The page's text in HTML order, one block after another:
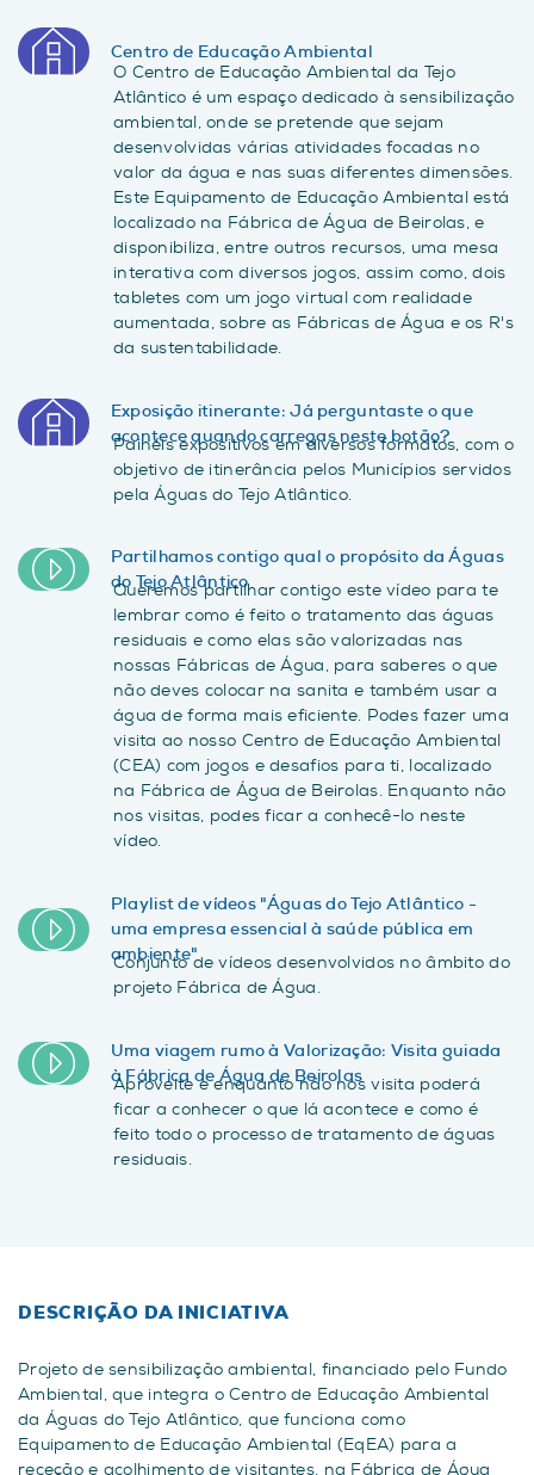
Centro de Educação Ambiental
O Centro de Educação Ambiental da Tejo
Atlântico é um espaço dedicado à sensibilização
ambiental, onde se pretende que sejam
desenvolvidas várias atividades focadas no
valor da água e nas suas diferentes dimensões.
Este Equipamento de Educação Ambiental está
localizado na Fábrica de Água de Beirolas, e
disponibiliza, entre outros recursos, uma mesa
interativa com diversos jogos, assim como, dois
tabletes com um jogo virtual com realidade
aumentada, sobre as Fábricas de Água e os R's
da sustentabilidade.
Exposição itinerante: Já perguntaste o que
acontece quando carregas neste botão?
Painéis expositivos em diversos formatos, com o
objetivo de itinerância pelos Municípios servidos
pela Águas do Tejo Atlântico.
Partilhamos contigo qual o propósito da Águas
do Tejo Atlântico
Queremos partilhar contigo este vídeo para te
lembrar como é feito o tratamento das águas
residuais e como elas são valorizadas nas
nossas Fábricas de Água, para saberes o que
não deves colocar na sanita e também usar a
água de forma mais eficiente. Podes fazer uma
visita ao nosso Centro de Educação Ambiental
(CEA) com jogos e desafios para ti, localizado
na Fábrica de Água de Beirolas. Enquanto não
nos visitas, podes ficar a conhecê-lo neste
vídeo.
Playlist de vídeos "Águas do Tejo Atlântico -
uma empresa essencial à saúde pública em
ambiente"
Conjunto de vídeos desenvolvidos no âmbito do
projeto Fábrica de Água.
Uma viagem rumo à Valorização: Visita guiada
à Fábrica de Água de Beirolas
Aproveite e enquanto não nos visita poderá
ficar a conhecer o que lá acontece e como é
feito todo o processo de tratamento de águas
residuais.
DESCRIÇÃO DA INICIATIVA
Projeto de sensibilização ambiental, financiado pelo Fundo
Ambiental, que integra o Centro de Educação Ambiental
da Águas do Tejo Atlântico, que funciona como
Equipamento de Educação Ambiental (EqEA) para a
receção e acolhimento de visitantes, na Fábrica de Água